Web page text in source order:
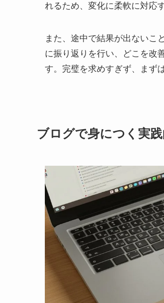
れるため、変化に柔軟に対応
また、途中で結果が出ないこ
に振り返りを行い、どこを改
す。完璧を求めすぎず、まず
ブログで身につく実